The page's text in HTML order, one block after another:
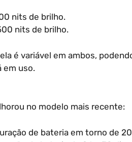
nits de brilho.
nits de brilho.
é variável em ambos,
em uso.
no modelo mais recente:
de bateria em torno de